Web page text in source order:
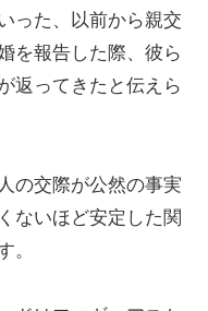
った、以前から親交
を報告した際、彼ら
返ってきたと伝えら
の交際が公然の事実
ないほど安定した関
。